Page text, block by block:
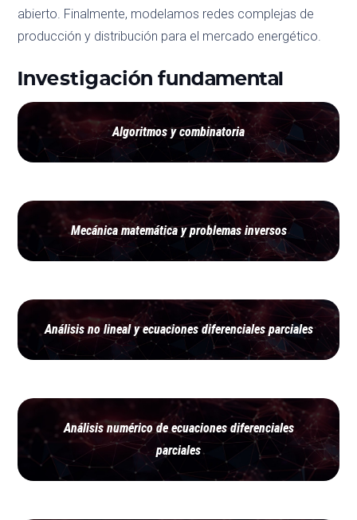
abierto. Finalmente, modelamos redes complejas de
producción y distribución para el mercado energético.
Investigación fundamental
Algoritmos y combinatoria
Mecánica matemática y problemas inversos
Análisis no lineal y ecuaciones diferenciales parciales
Análisis numérico de ecuaciones diferenciales
parciales